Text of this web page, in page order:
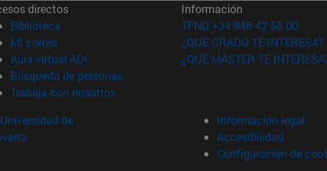
directos
Biblioteca (abre en nueva ventana)
Mi correo(abre en nueva ventana)
Aula virtual ADI (abre en nueva ventana)
Búsqueda de personas(abre en nueva ventana)
Trabaja con nosotros(abre en nueva ventana)
Información
TFNO +34 948 42 56 00
¿QUÉ GRADO TE INTERESA?
¿QUÉ MÁSTER TE
de
Información legal
Accesibilidad
Configuración de